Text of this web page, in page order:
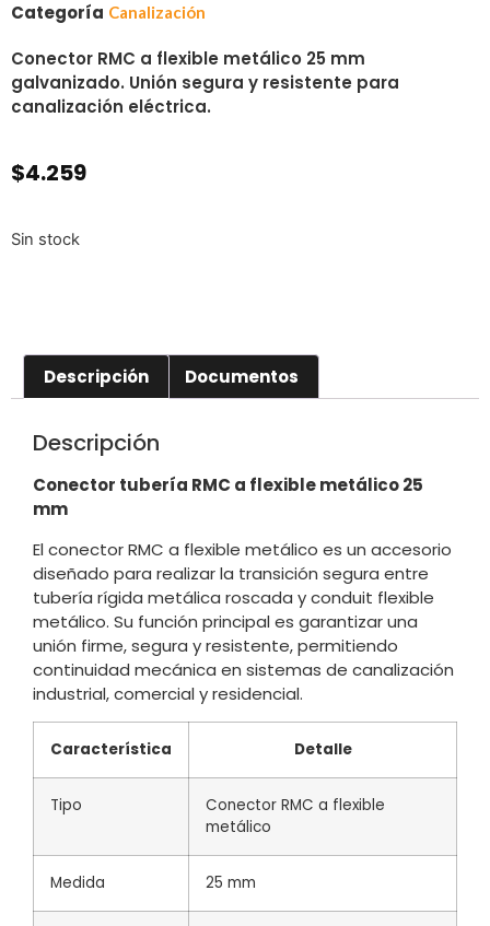
Categoría Canalización
Conector RMC a flexible metálico 25 mm
galvanizado. Unión segura y resistente para
canalización eléctrica.
$4.259
Sin stock
Descripción Documentos
Descripción
Conector tubería RMC a flexible metálico 25
mm
El conector RMC a flexible metálico es un accesorio
diseñado para realizar la transición segura entre
tubería rígida metálica roscada y conduit flexible
metálico. Su función principal es garantizar una
unión firme, segura y resistente, permitiendo
continuidad mecánica en sistemas de canalización
industrial, comercial y residencial.
Característica Detalle
Tipo
Conector RMC a flexible
metálico
Medida 25 mm